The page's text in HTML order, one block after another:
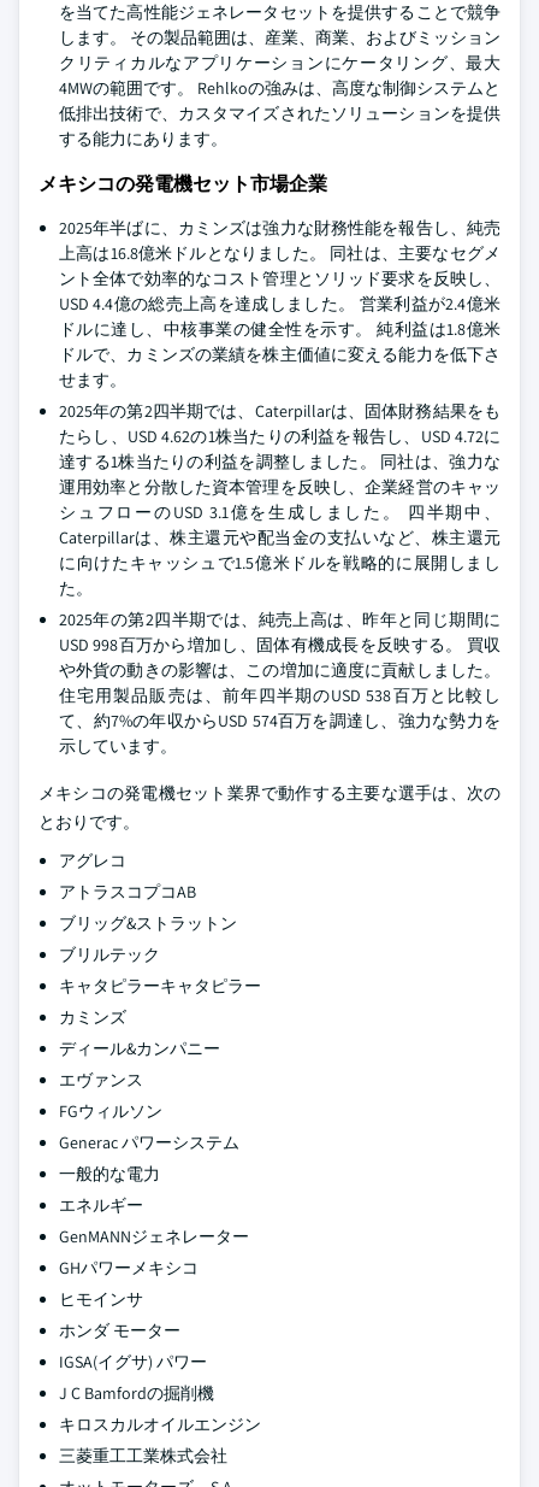
を当てた高性能ジェネレータセットを提供することで競争
します。 その製品範囲は、産業、商業、およびミッション
クリティカルなアプリケーションにケータリング、最大
4MWの範囲です。 Rehlkoの強みは、高度な制御システムと
低排出技術で、カスタマイズされたソリューションを提供
する能力にあります。
メキシコの発電機セット市場企業
2025年半ばに、カミンズは強力な財務性能を報告し、純売
上高は16.8億米ドルとなりました。 同社は、主要なセグメ
ント全体で効率的なコスト管理とソリッド要求を反映し、
USD 4.4億の総売上高を達成しました。 営業利益が2.4億米
ドルに達し、中核事業の健全性を示す。 純利益は1.8億米
ドルで、カミンズの業績を株主価値に変える能力を低下さ
せます。
2025年の第2四半期では、Caterpillarは、固体財務結果をも
たらし、USD 4.62の1株当たりの利益を報告し、USD 4.72に
達する1株当たりの利益を調整しました。 同社は、強力な
運用効率と分散した資本管理を反映し、企業経営のキャッ
シュフローのUSD 3.1億を生成しました。 四半期中、
Caterpillarは、株主還元や配当金の支払いなど、株主還元
に向けたキャッシュで1.5億米ドルを戦略的に展開しまし
た。
2025年の第2四半期では、純売上高は、昨年と同じ期間に
USD 998百万から増加し、固体有機成長を反映する。 買収
や外貨の動きの影響は、この増加に適度に貢献しました。
住宅用製品販売は、前年四半期のUSD 538百万と比較し
て、約7%の年収からUSD 574百万を調達し、強力な勢力を
示しています。
メキシコの発電機セット業界で動作する主要な選手は、次の
とおりです。
アグレコ
アトラスコプコAB
ブリッグ&ストラットン
ブリルテック
キャタピラーキャタピラー
カミンズ
ディール&カンパニー
エヴァンス
FGウィルソン
Generac パワーシステム
一般的な電力
エネルギー
GenMANNジェネレーター
GHパワーメキシコ
ヒモインサ
ホンダ モーター
IGSA(イグサ) パワー
J C Bamfordの掘削機
キロスカルオイルエンジン
三菱重工工業株式会社